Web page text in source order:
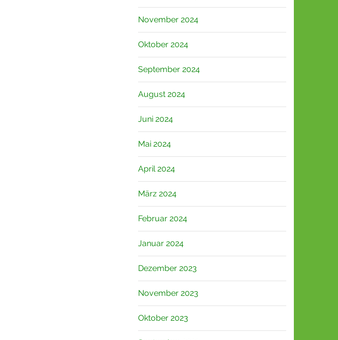
November 2024
Oktober 2024
September 2024
August 2024
Juni 2024
Mai 2024
April 2024
März 2024
Februar 2024
Januar 2024
Dezember 2023
November 2023
Oktober 2023